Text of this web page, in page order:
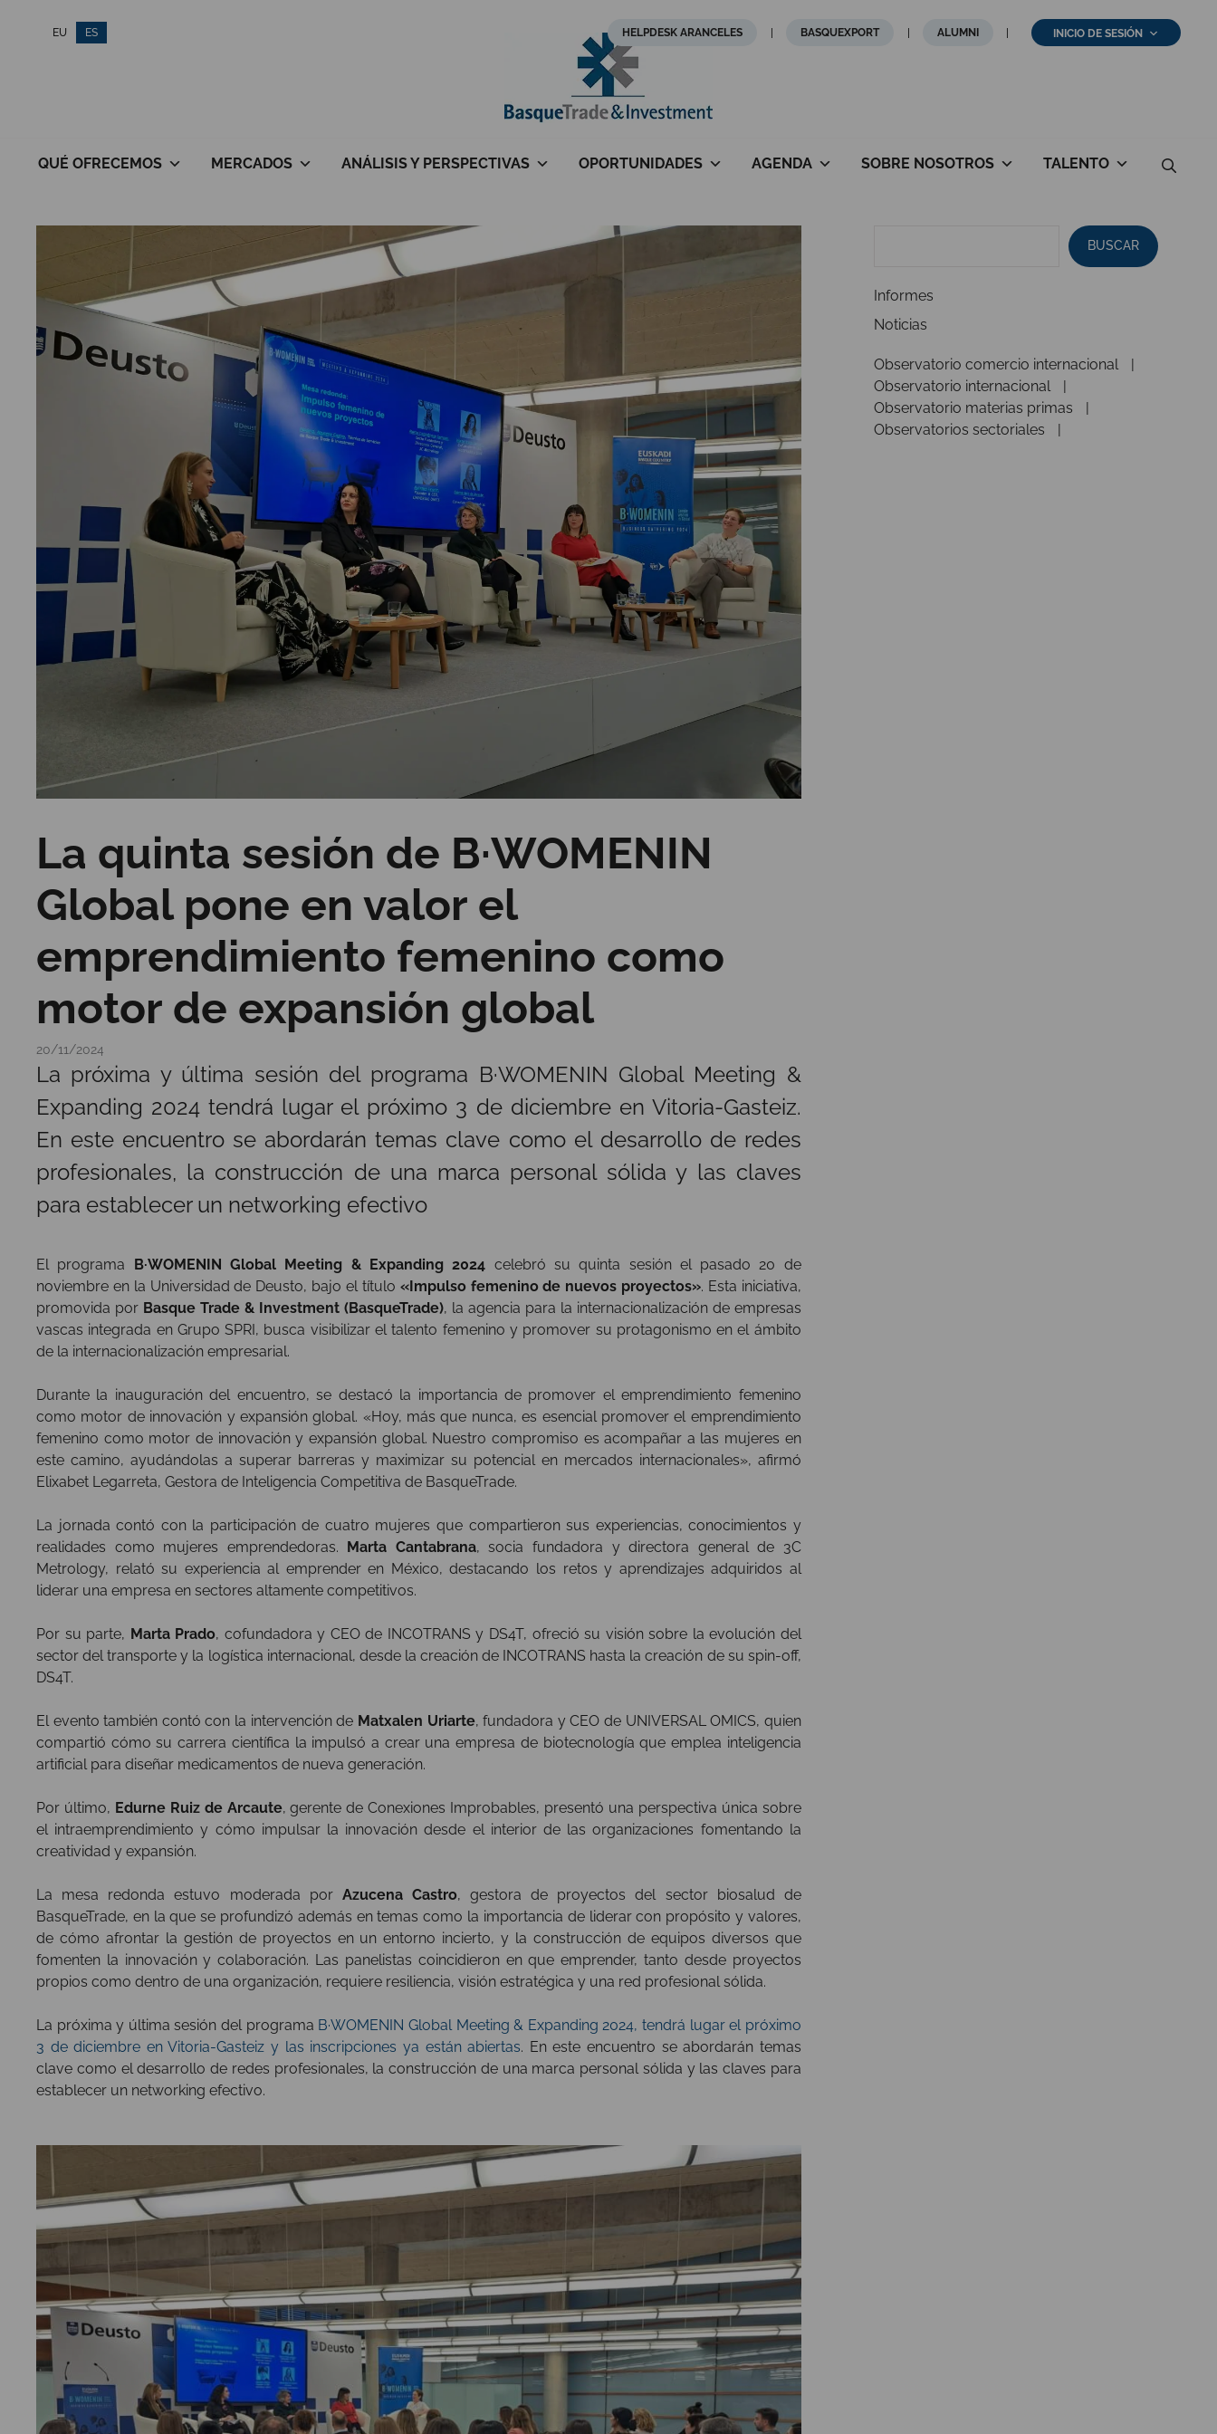
EU ES HELPDESK ARANCELES BASQUEXPORT ALUMNI INICIO DE SESIÓN
QUÉ OFRECEMOS MERCADOS ANÁLISIS Y PERSPECTIVAS OPORTUNIDADES AGENDA SOBRE NOSOTROS TALENTO
La quinta sesión de B·WOMENIN
Global pone en valor el
emprendimiento femenino como
motor de expansión global
20/11/2024
La próxima y última sesión del programa B·WOMENIN Global Meeting &
Expanding 2024 tendrá lugar el próximo 3 de diciembre en Vitoria-Gasteiz.
En este encuentro se abordarán temas clave como el desarrollo de redes
profesionales, la construcción de una marca personal sólida y las claves
para establecer un networking efectivo
El programa B·WOMENIN Global Meeting & Expanding 2024 celebró su quinta sesión el pasado 20 de
noviembre en la Universidad de Deusto, bajo el título «Impulso femenino de nuevos proyectos». Esta iniciativa,
promovida por Basque Trade & Investment (BasqueTrade), la agencia para la internacionalización de empresas
vascas integrada en Grupo SPRI, busca visibilizar el talento femenino y promover su protagonismo en el ámbito
de la internacionalización empresarial.
Durante la inauguración del encuentro, se destacó la importancia de promover el emprendimiento femenino
como motor de innovación y expansión global. «Hoy, más que nunca, es esencial promover el emprendimiento
femenino como motor de innovación y expansión global. Nuestro compromiso es acompañar a las mujeres en
este camino, ayudándolas a superar barreras y maximizar su potencial en mercados internacionales», afirmó
Elixabet Legarreta, Gestora de Inteligencia Competitiva de BasqueTrade.
La jornada contó con la participación de cuatro mujeres que compartieron sus experiencias, conocimientos y
realidades como mujeres emprendedoras.
Marta Cantabrana, socia fundadora y directora general de 3C
Metrology, relató su experiencia al emprender en México, destacando los retos y aprendizajes adquiridos al
liderar una empresa en sectores altamente competitivos.
Por su parte, Marta Prado, cofundadora y CEO de INCOTRANS y DS4T, ofreció su visión sobre la evolución del
sector del transporte y la logística internacional, desde la creación de INCOTRANS hasta la creación de su spin-off,
DS4T.
El evento también contó con la intervención de Matxalen Uriarte, fundadora y CEO de UNIVERSAL OMICS, quien
compartió cómo su carrera científica la impulsó a crear una empresa de biotecnología que emplea inteligencia
artificial para diseñar medicamentos de nueva generación.
Por último, Edurne Ruiz de Arcaute, gerente de Conexiones Improbables, presentó una perspectiva única sobre
el intraemprendimiento y cómo impulsar la innovación desde el interior de las organizaciones fomentando la
creatividad y expansión.
La mesa redonda estuvo moderada por Azucena Castro, gestora de proyectos del sector biosalud de
BasqueTrade, en la que se profundizó además en temas como la importancia de liderar con propósito y valores,
de cómo afrontar la gestión de proyectos en un entorno incierto, y la construcción de equipos diversos que
fomenten la innovación y colaboración. Las panelistas coincidieron en que emprender, tanto desde proyectos
propios como dentro de una organización, requiere resiliencia, visión estratégica y una red profesional sólida.
La próxima y última sesión del programa B·WOMENIN Global Meeting & Expanding 2024, tendrá lugar el próximo
3 de diciembre en Vitoria-Gasteiz y las inscripciones ya están abiertas. En este encuentro se abordarán temas
clave como el desarrollo de redes profesionales, la construcción de una marca personal sólida y las claves para
establecer un networking efectivo.
BUSCAR
Informes
Noticias
Observatorio comercio internacional
Observatorio internacional
Observatorio materias primas
Observatorios sectoriales